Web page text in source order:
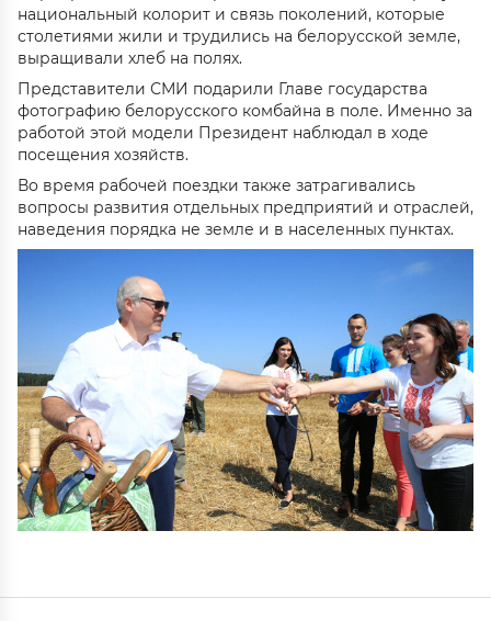
национальный колорит и связь поколений, которые
столетиями жили и трудились на белорусской земле,
выращивали хлеб на полях.
Представители СМИ подарили Главе государства
фотографию белорусского комбайна в поле. Именно за
работой этой модели Президент наблюдал в ходе
посещения хозяйств.
Во время рабочей поездки также затрагивались
вопросы развития отдельных предприятий и отраслей,
наведения порядка не земле и в населенных пунктах.